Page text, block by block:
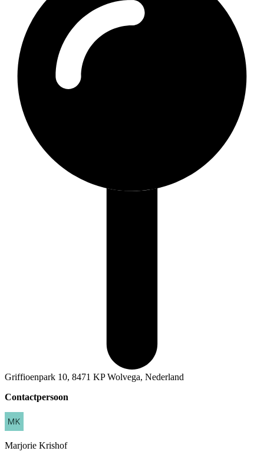
Griffioenpark 10, 8471 KP Wolvega, Nederland
Contactpersoon
Marjorie Krishof